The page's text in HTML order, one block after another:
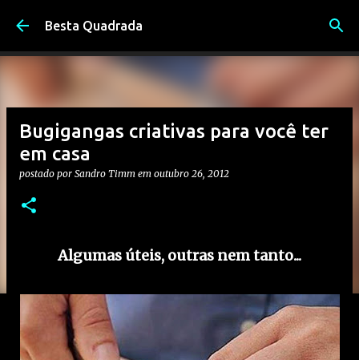
Pular para o conteúdo principal
Besta Quadrada
Bugigangas criativas para você ter
em casa
postado por Sandro Timm em outubro 26, 2012
Algumas úteis, outras nem tanto...